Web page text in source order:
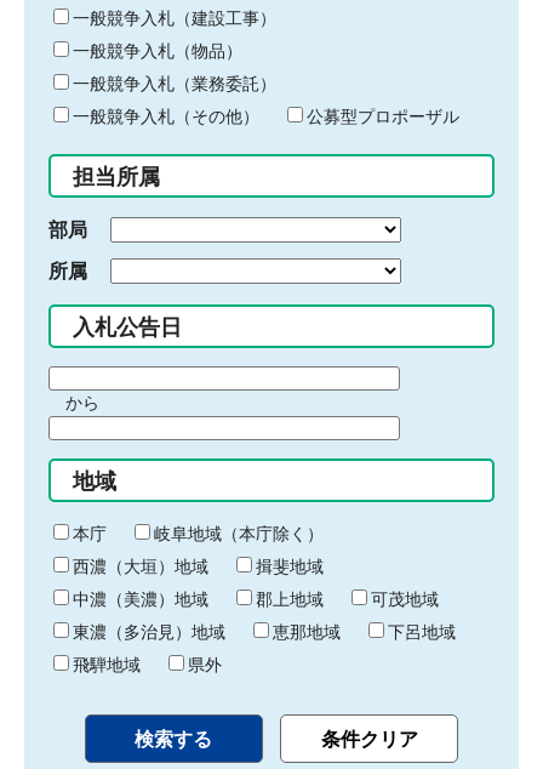
キ
ー
ワ
ー
ド
入
力
一般競争入札（建設工事）
一般競争入札（物品）
一般競争入札（業務委託）
一般競争入札（その他）
公募型プロポーザル
担当所属
部局
所属
入札公告日
間
始
り
から
間
終
わ
り
地域
本庁
岐阜地域（本庁除く）
西濃（大垣）地域
揖斐地域
中濃（美濃）地域
郡上地域
可茂地域
東濃（多治見）地域
恵那地域
下呂地域
飛騨地域
県外